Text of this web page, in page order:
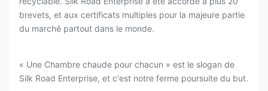
brevets, et aux certificats multiples pour la majeure partie
du marché partout dans le monde.
« Une Chambre chaude pour chacun » est le slogan de
Silk Road Enterprise, et c'est notre ferme poursuite du but.